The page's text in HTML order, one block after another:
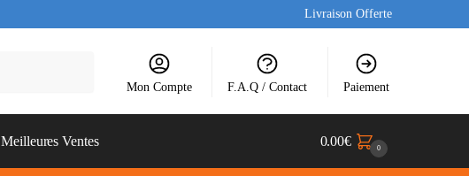
Livraison Offerte
Mon Compte F.A.Q / Contact Paiement
Meilleures Ventes 0.00€ 0